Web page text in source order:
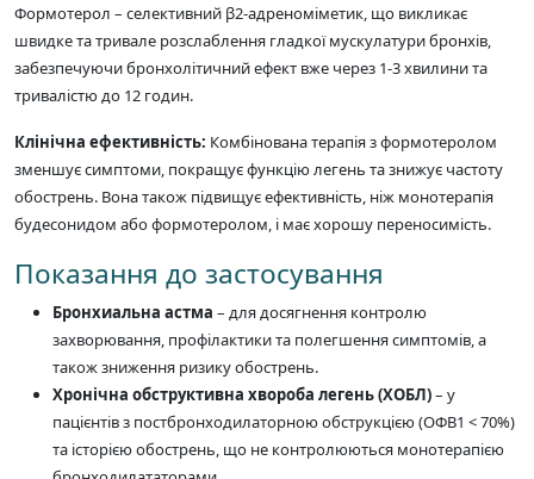
Формотерол – селективний β2-адреноміметик, що викликає
швидке та тривале розслаблення гладкої мускулатури бронхів,
забезпечуючи бронхолітичний ефект вже через 1-3 хвилини та
тривалістю до 12 годин.
Клінічна ефективність: Комбінована терапія з формотеролом
зменшує симптоми, покращує функцію легень та знижує частоту
обострень. Вона також підвищує ефективність, ніж монотерапія
будесонидом або формотеролом, і має хорошу переносимість.
Показання до застосування
Бронхиальна астма – для досягнення контролю
захворювання, профілактики та полегшення симптомів, а
також зниження ризику обострень.
Хронічна обструктивна хвороба легень (ХОБЛ)– у
пацієнтів з постбронходилаторною обструкцією (ОФВ1 < 70%)
та історією обострень, що не контролюються монотерапією